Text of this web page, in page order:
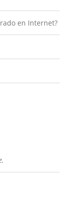
en Internet?